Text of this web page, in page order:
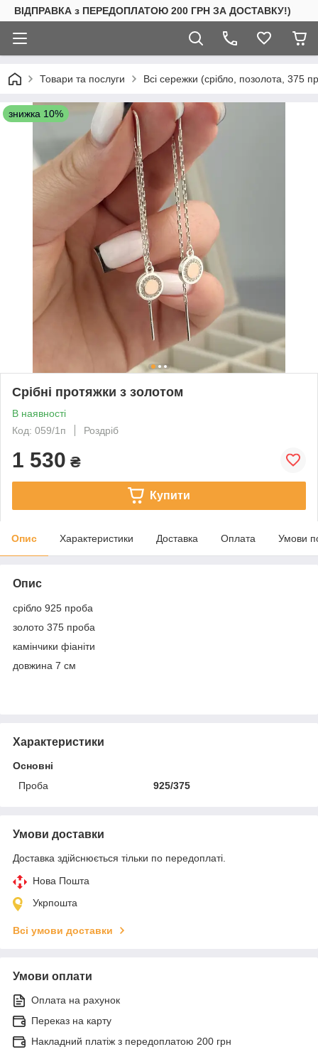
ВІДПРАВКА з ПЕРЕДОПЛАТОЮ 200 ГРН ЗА ДОСТАВКУ!)
Товари та послуги Всі сережки (срібло, позолота, 375
знижка 10%
Срібні протяжки з золотом
В наявності
Код: 059/1п
Роздріб
1 530 ₴
Купити
Опис Характеристики Доставка Оплата Умови
Опис
срібло 925 проба
золото 375 проба
камінчики фіаніти
довжина 7 см
Характеристики
Основні
Проба
925/375
Умови доставки
Доставка здійснюється тільки по передоплаті.
Нова Пошта
Укрпошта
Всі умови доставки
Умови оплати
Оплата на рахунок
Переказ на карту
Накладний платіж з передоплатою 200 грн